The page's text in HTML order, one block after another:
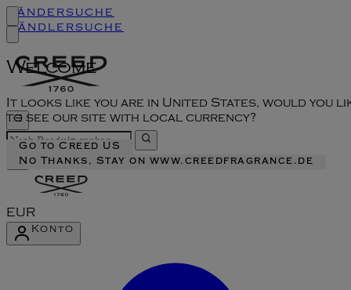
Welcome
It looks like you are in United States, would you
to see our site with local currency?
Go to Creed US
No Thanks, Stay on www.creedfragrance.de
Ländersuche
Händlersuche
EUR
Konto